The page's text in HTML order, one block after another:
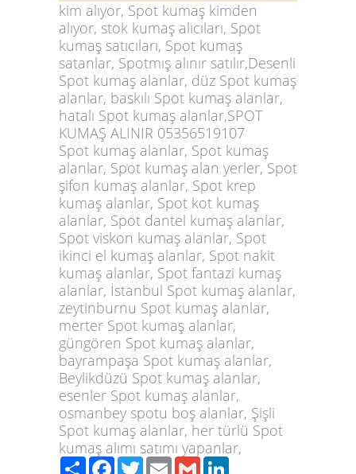
kim alıyor, Spot kumaş kimden
alıyor, stok kumaş alıcıları, Spot
kumaş satıcıları, Spot kumaş
satanlar, Spotmış alınır satılır,Desenli
Spot kumaş alanlar, düz Spot kumaş
alanlar, baskılı Spot kumaş alanlar,
hatalı Spot kumaş alanlar,SPOT
KUMAŞ ALINIR 05356519107
Spot kumaş alanlar, Spot kumaş
alanlar, Spot kumaş alan yerler, Spot
şifon kumaş alanlar, Spot krep
kumaş alanlar, Spot kot kumaş
alanlar, Spot dantel kumaş alanlar,
Spot viskon kumaş alanlar, Spot
ikinci el kumaş alanlar, Spot nakit
kumaş alanlar, Spot fantazi kumaş
alanlar, İstanbul Spot kumaş alanlar,
zeytinburnu Spot kumaş alanlar,
merter Spot kumaş alanlar,
güngören Spot kumaş alanlar,
bayrampaşa Spot kumaş alanlar,
Beylikdüzü Spot kumaş alanlar,
esenler Spot kumaş alanlar,
osmanbey spotu boş alanlar, Şişli
Spot kumaş alanlar, her türlü Spot
kumaş alımı satımı yapanlar,
PaylaşFacebook
TwitterEmailGmail